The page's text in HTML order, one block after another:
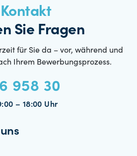
Kontakt
Sie Fragen
für Sie da – vor, während und
Ihrem Bewerbungsprozess.
958 30
– 18:00 Uhr